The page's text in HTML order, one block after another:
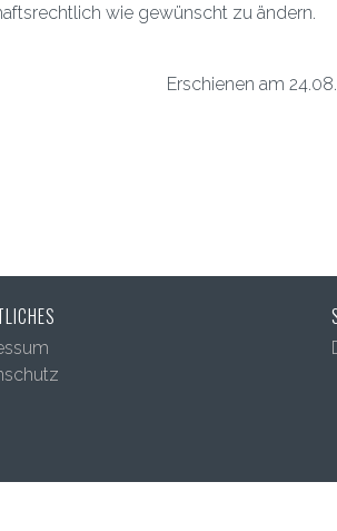
wie gewünscht zu ändern.
Erschienen am